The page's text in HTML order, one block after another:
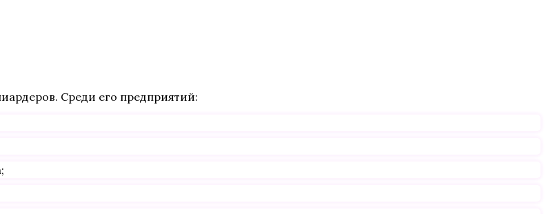
Среди его предприятий: